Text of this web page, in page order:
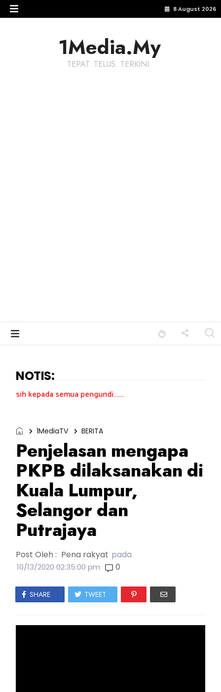
8 August 2026
1Media.My
TEPAT. TELUS. TERKINI.
NOTIS:
semua pengundi.......
1MediaTV BERITA
Penjelasan mengapa
PKPB dilaksanakan di
Kuala Lumpur,
Selangor dan
Putrajaya
Post Oleh : Pena rakyat pada
10/13/2020 02:35:00 pm 0
SHARE TWEET